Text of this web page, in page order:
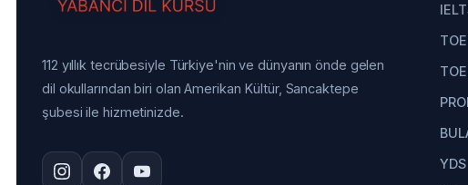
112 yıllık tecrübesiyle Türkiye'nin ve dünyanın önde gelen
dil okullarından biri olan Amerikan Kültür, Sancaktepe
şubesi ile hizmetinizde.
YDS